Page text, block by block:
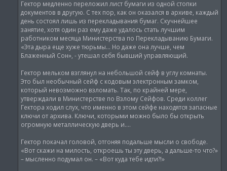
Гектор медленно переложил лист бумаги из одной стопки
документов в другую. С тех пор, как он оказался в архиве, каждый
день состоял лишь из перекладывания бумаг. Скучнейшее
занятие, хотя один раз ему даже удалось стать лучшим
работником месяца Министерства по Перекладыванию Бумаги.
«Эта дыра еще хуже тюрьмы… Но даже она лучше, чем
Блаженный Сон», - утешал себя бывший управляющий.
Гектор мельком взглянул на небольшой сейф в углу комнаты.
Это был необычный сейф с кодовым электронным замком,
который невозможно взломать. Так, по крайней мере,
утверждали в Министерстве по Взлому Сейфов. Среди коллег
Гектора ходил слух, что именно в этом сейфе находятся запасные
ключи от архива. Ключи, которыми можно было бы открыть
огромную металлическую дверь и….
Гектор покачал головой, отгоняя подальше мысли о свободе.
«Вот скажи на милость, откроешь ты эту дверь, а дальше-то что?»
– мысленно подумал он. – «Вот куда тебе идти?!»